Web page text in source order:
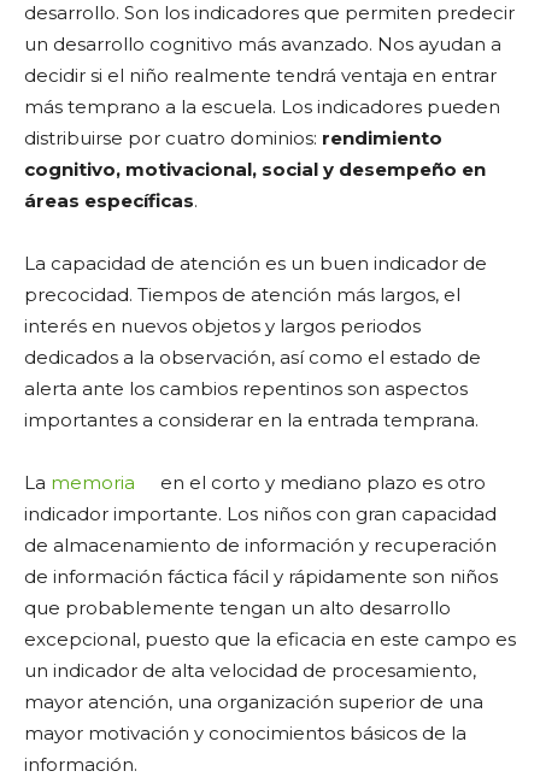
desarrollo. Son los indicadores que permiten predecir
un desarrollo cognitivo más avanzado. Nos ayudan a
decidir si el niño realmente tendrá ventaja en entrar
más temprano a la escuela. Los indicadores pueden
distribuirse por cuatro dominios: rendimiento
cognitivo, motivacional, social y desempeño en
áreas específicas.
La capacidad de atención es un buen indicador de
precocidad. Tiempos de atención más largos, el
interés en nuevos objetos y largos periodos
dedicados a la observación, así como el estado de
alerta ante los cambios repentinos son aspectos
importantes a considerar en la entrada temprana.
La memoria
en el corto y mediano plazo es otro
indicador importante. Los niños con gran capacidad
de almacenamiento de información y recuperación
de información fáctica fácil y rápidamente son niños
que probablemente tengan un alto desarrollo
excepcional, puesto que la eficacia en este campo es
un indicador de alta velocidad de procesamiento,
mayor atención, una organización superior de una
mayor motivación y conocimientos básicos de la
información.